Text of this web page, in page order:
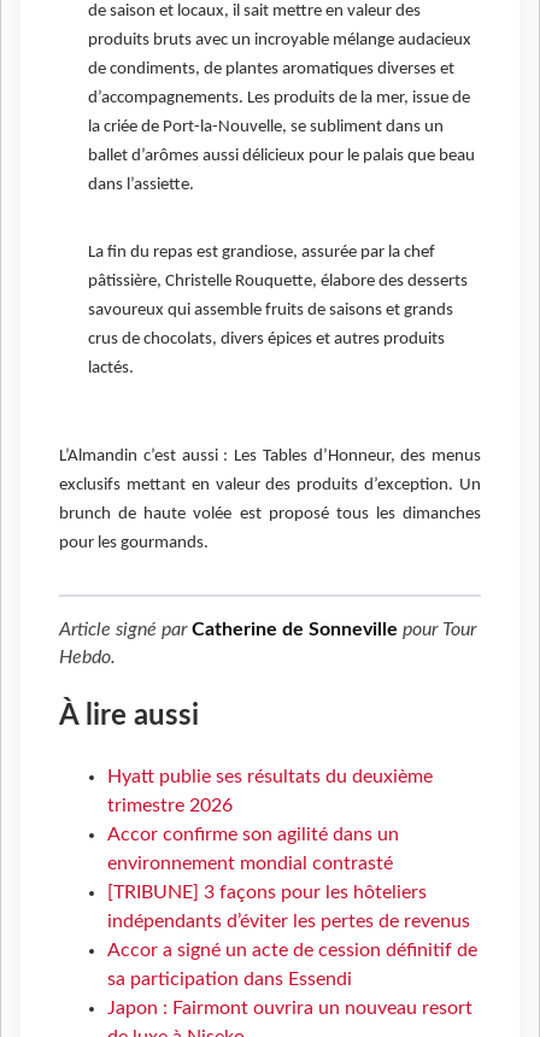
de saison et locaux, il sait mettre en valeur des
produits bruts avec un incroyable mélange audacieux
de condiments, de plantes aromatiques diverses et
d’accompagnements. Les produits de la mer, issue de
la criée de Port-la-Nouvelle, se subliment dans un
ballet d’arômes aussi délicieux pour le palais que beau
dans l’assiette.
La fin du repas est grandiose, assurée par la chef
pâtissière, Christelle Rouquette, élabore des desserts
savoureux qui assemble fruits de saisons et grands
crus de chocolats, divers épices et autres produits
lactés.
L’Almandin c’est aussi : Les Tables d’Honneur, des menus
exclusifs mettant en valeur des produits d’exception. Un
brunch de haute volée est proposé tous les dimanches
pour les gourmands.
Article signé parCatherine de Sonneville pour Tour
Hebdo.
À lire aussi
Hyatt publie ses résultats du deuxième
trimestre 2026
Accor confirme son agilité dans un
environnement mondial contrasté
[TRIBUNE] 3 façons pour les hôteliers
indépendants d’éviter les pertes de revenus
Accor a signé un acte de cession définitif de
sa participation dans Essendi
Japon : Fairmont ouvrira un nouveau resort